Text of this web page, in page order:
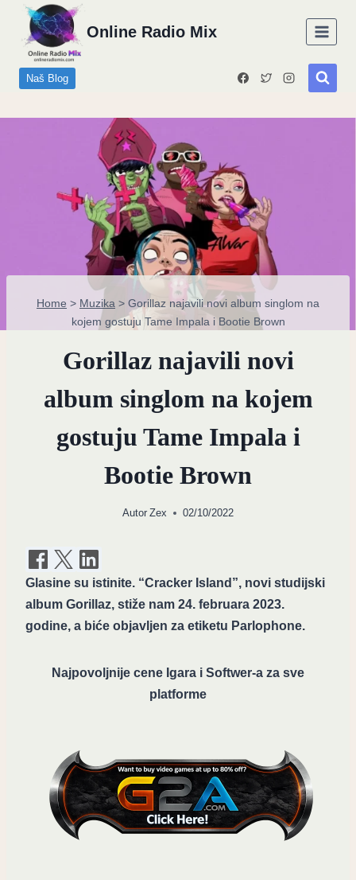
content
Online Radio Mix
Naš Blog
Home > Muzika > Gorillaz najavili novi album singlom na
kojem gostuju Tame Impala i Bootie Brown
Gorillaz najavili novi
album singlom na kojem
gostuju Tame Impala i
Bootie Brown
Autor Zex 02/10/2022
Glasine su istinite. “Cracker Island”, novi studijski
album Gorillaz, stiže nam 24. februara 2023.
godine, a biće objavljen za etiketu Parlophone.
Najpovoljnije cene Igara i Softwer-a za sve
platforme